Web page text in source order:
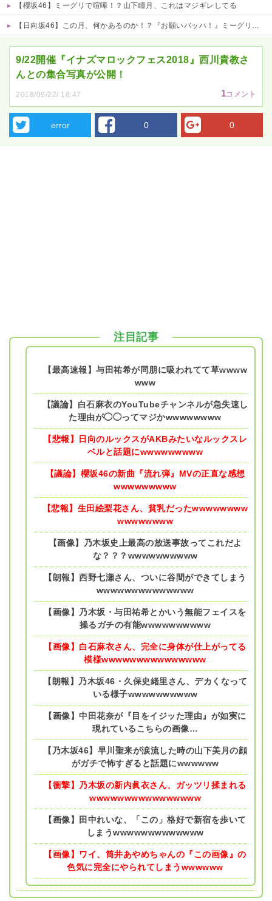
【櫻坂46】ミーグリで喧嘩！？山下瞳月、これはマジギレしてる
【日向坂46】この月、何かあるのか！？『お願いバッハ！』ミーグリ日程がこちら
9/22開催『イナズマロックフェス2018』西川貴教さ
んとの集合写真が公開！
2018/09/22/ 18:47 1コメント
error 0 0
注目記事
【最高速報】与田祐希が同朋に吸われてて草wwww
www
【議論】白石麻衣のYouTubeチャンネルが急失速し
た理由が◯◯ってマジかwwwwwwww
【悲報】日向のルックスがAKBみたいなルックスレ
ベルと話題にwwwwwwwww
【議論】櫻坂46の新曲『流れ弾』MVの正直な感想
wwwwwwwww
【悲報】生田絵梨花さん、貧乳だったwwwwwwww
wwwwwwww
【画像】乃木坂史上最高の放送事故ってこれだよ
な？？？wwwwwwwwww
【朗報】西野七瀬さん、ついに谷間ができてしまう
wwwwwwwwwwwwww
【画像】乃木坂・与田祐希とかいう無能フェイスを
操るガチの有能wwwwwwwwww
【画像】白石麻衣さん、完全に身体が仕上がってる
模様wwwwwwwwwwwwwww
【朗報】乃木坂46・久保史緒里さん、デカくなって
いる様子wwwwwwwwww
【画像】中田花奈が『目をイジッた理由』が如実に
現れているこちらの画像…
【乃木坂46】早川聖来が涙流した時の山下美月の顔
がガチで怖すぎると話題にwwwwww
【衝撃】乃木坂の新内眞衣さん、ガッツリ揉まれる
wwwwwwwwwwwwwwww
【画像】田中れいな、「この」格好で新宿を歩いて
しまうwwwwwwwwwwwww
【画像】ワイ、筒井あやめちゃんの『この画像』の
色気に完全にやられてしまうwwwwww